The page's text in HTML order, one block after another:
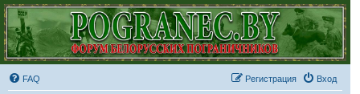
FAQ Вход
Регистрация